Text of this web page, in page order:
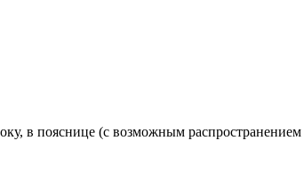
в пояснице (с возможным